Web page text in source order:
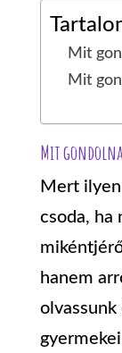
Mit
Mit
Mit
Mert
csoda, ha
hanem
olvassunk